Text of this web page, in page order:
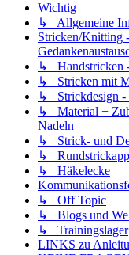
Wichtig
↳ Allgemeine
Stricken/Knitting
↳ Handstricken -
↳ Stricken mit
↳ Strickdesign -
↳ Material +
Nadeln
↳ Strick- und
↳
↳ Häkelecke
↳ Off Topic
↳ Blogs und
↳ Trainingslager
LINKS zu